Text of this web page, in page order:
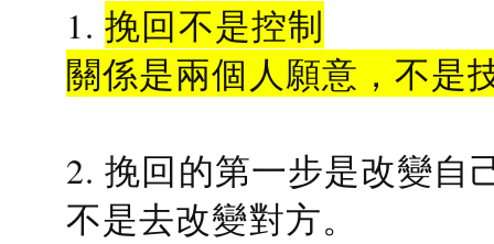
1.挽回不是控制
關係是兩個人願意，不是
2. 挽回的第一步是改變自
不是去改變對方。